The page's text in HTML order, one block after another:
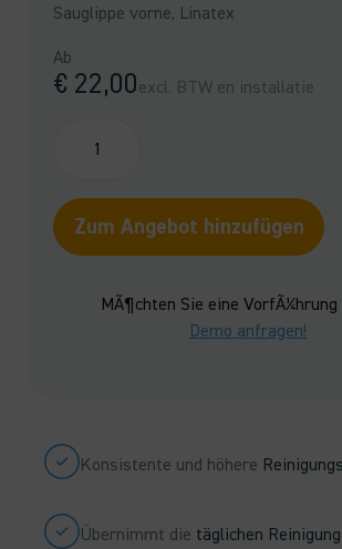
Sauglippe vorne, Linatex
Ab
€ 22,00excl. BTW en installatie
-
8401502
Menge
Zum Angebot hinzufügen
MÃ¶chten Sie eine VorfÃ¼hrung
Demo anfragen!
Konsistente und höhere
Übernimmt die täglichen